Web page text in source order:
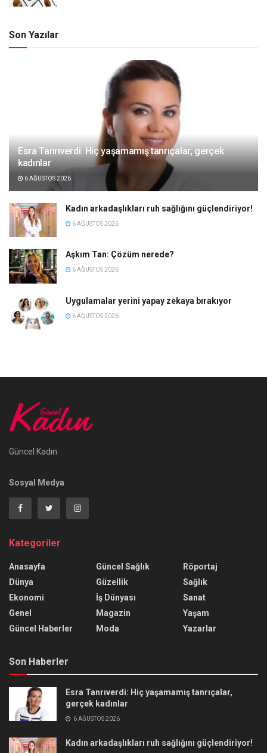
Son Yazılar
Esra Tanrıverdi: Hiç yaşamamış tanrıçalar, gerçek
kadınlar
6 AĞUSTOS 2026
Kadın arkadaşlıkları ruh sağlığını güçlendiriyor!
6 AĞUSTOS 2026
Aşkım Tan: Çözüm nerede?
6 AĞUSTOS 2026
Uygulamalar yerini yapay zekaya bırakıyor
6 AĞUSTOS 2026
Güncel Kadın
Sosyal Medya
Kategoriler
Anasayfa
Dünya
Ekonomi
Genel
Güncel Haberler
Güncel Sağlık
Güzellik
İş Dünyası
Magazin
Moda
Röportaj
Sağlık
Sanat
Yaşam
Yazarlar
Son Haberler
Esra Tanrıverdi: Hiç yaşamamış tanrıçalar,
gerçek kadınlar
6 AĞUSTOS 2026
Kadın arkadaşlıkları ruh sağlığını güçlendiriyor!